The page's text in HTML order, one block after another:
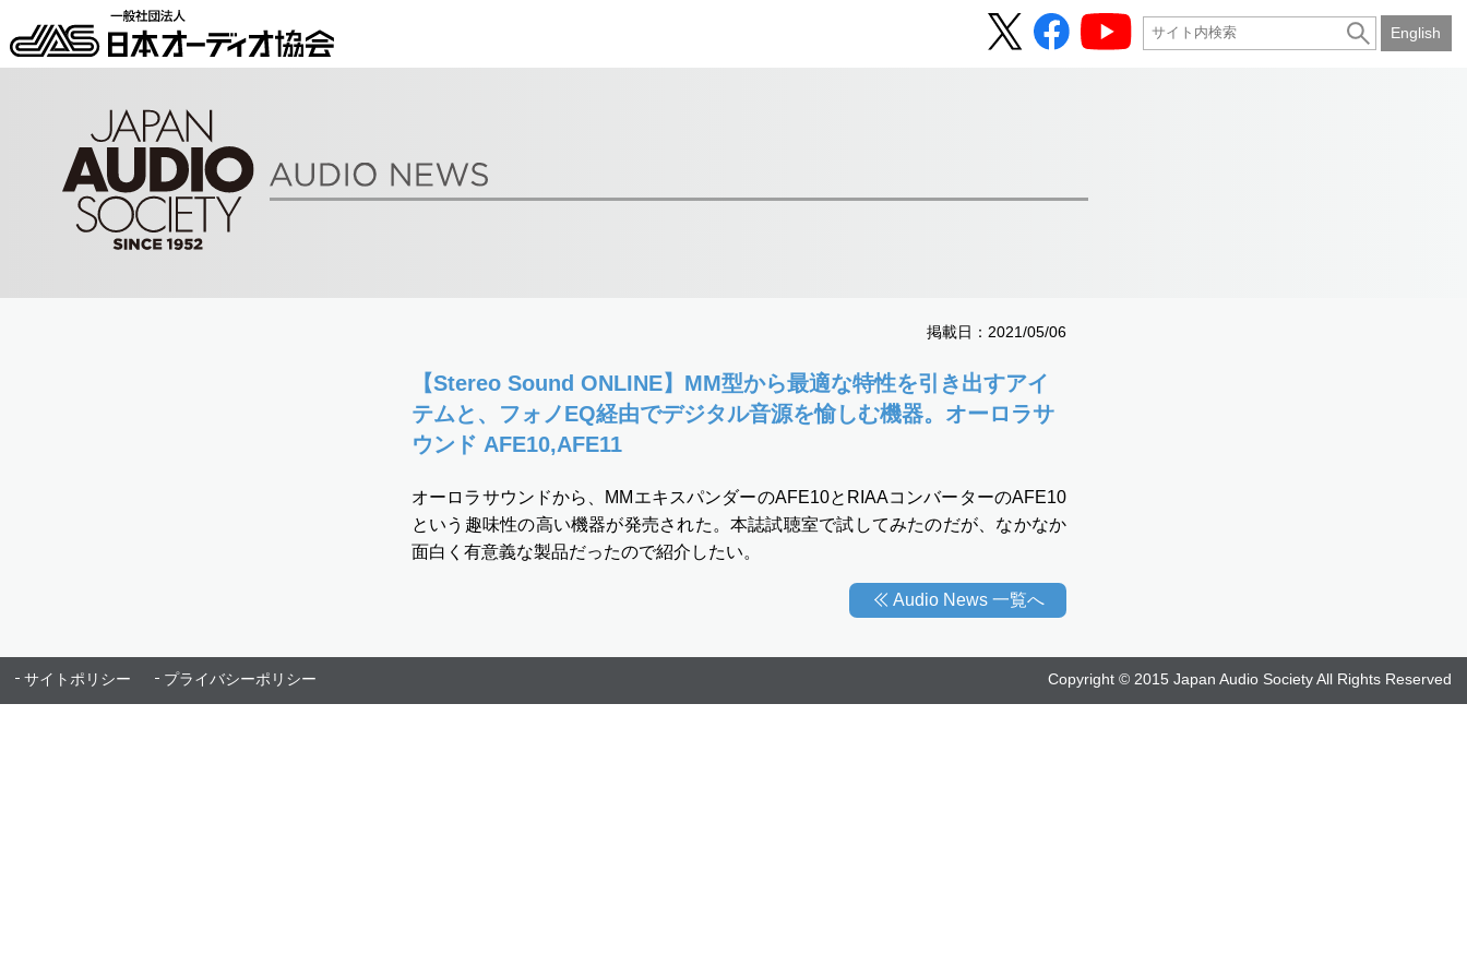
English
掲載日：2021/05/06
【Stereo Sound ONLINE】MM型から最適な特性を引き出すアイ
テムと、フォノEQ経由でデジタル音源を愉しむ機器。オーロラサ
ウンド AFE10,AFE11
オーロラサウンドから、MMエキスパンダーのAFE10とRIAAコンバーターのAFE10
という趣味性の高い機器が発売された。本誌試聴室で試してみたのだが、なかなか
面白く有意義な製品だったので紹介したい。
Audio News 一覧へ
サイトポリシー プライバシーポリシー Copyright © 2015 Japan Audio Society All Rights Reserved